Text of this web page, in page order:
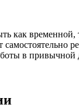
как
в привычной